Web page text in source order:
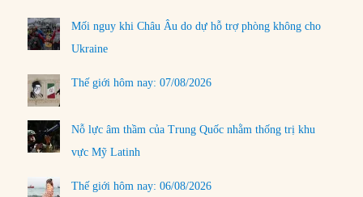
Mối nguy khi Châu Âu do dự hỗ trợ phòng không cho
Ukraine
Thế giới hôm nay: 07/08/2026
Nỗ lực âm thầm của Trung Quốc nhằm thống trị khu
vực Mỹ Latinh
Thế giới hôm nay: 06/08/2026